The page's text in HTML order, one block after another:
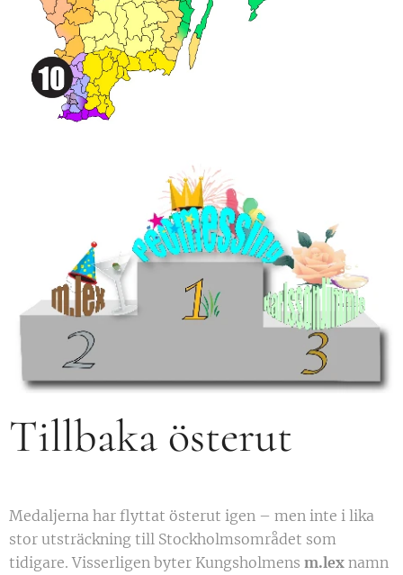
Tillbaka österut
Medaljerna har flyttat österut igen – men inte i lika
stor utsträckning till Stockholmsområdet som
tidigare. Visserligen byter Kungsholmens m.lex namn